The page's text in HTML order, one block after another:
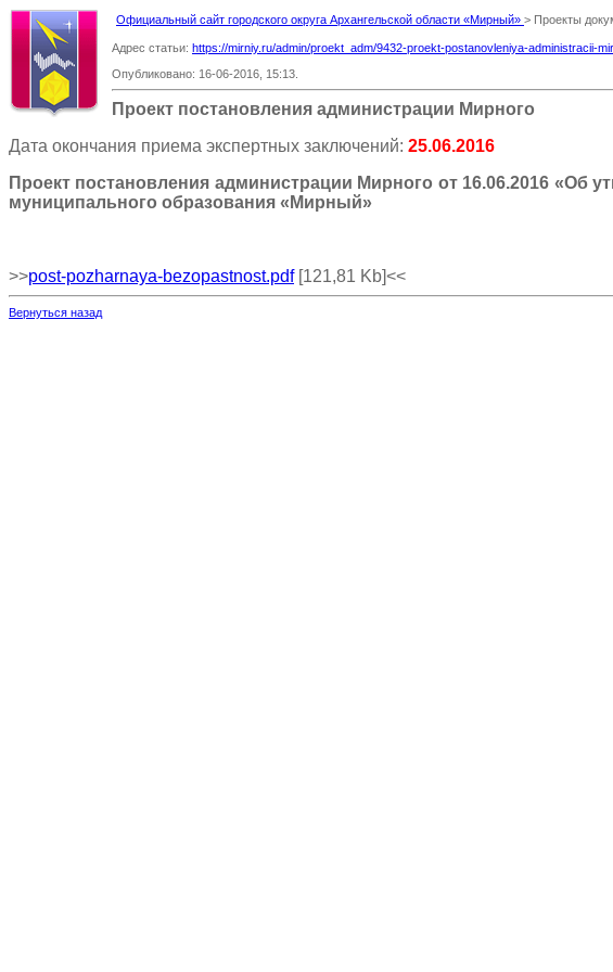
Официальный сайт городского округа Архангельской области «Мирный» > Проекты
Адрес статьи: https://mirniy.ru/admin/proekt_adm/9432-proekt-postanovleniya-administracii-
Опубликовано: 16-06-2016, 15:13.
Проект постановления администрации Мирного
Дата окончания приема экспертных заключений: 25.06.2016
Проект постановления администрации Мирного от 16.06.2016 «Об
муниципального образования «Мирный»
>>post-pozharnaya-bezopastnost.pdf[121,81 Kb]<<
Вернуться назад